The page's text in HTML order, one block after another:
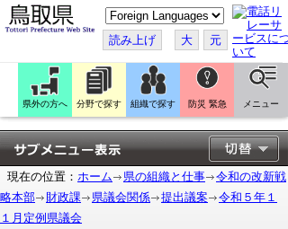
こ
の
ペ
ー
ジ
翻
訳
す
る
読み上げ 大 元
県外の方へ 分野で探す 組織で探す 防災 緊急 メニュー
現在の位置： ホーム 県の組織と仕事
令和の改新戦
略本部
財政課 県議会関係 提出議案
令和５年１
１月定例県議会